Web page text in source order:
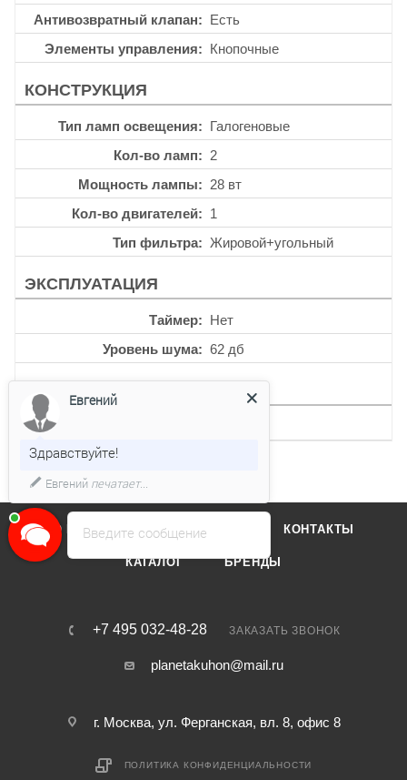
Антивозвратный клапан
Есть
Элементы управления
Кнопочные
КОНСТРУКЦИЯ
Тип ламп освещения
Галогеновые
Кол-во ламп
2
Мощность лампы
28 вт
Кол-во двигателей
1
Тип фильтра
Жировой+угольный
ЭКСПЛУАТАЦИЯ
Таймер
Нет
Уровень шума
62 дб
ДРУГИЕ ХАРАКТЕРИСТИКИ
Интервальная работа
О КОМПАНИИ ОТЗЫВЫ КОНТАКТЫ
КАТАЛОГ БРЕНДЫ
+7 495 032-48-28 ЗАКАЗАТЬ ЗВОНОК
planetakuhon@mail.ru
г. Москва, ул. Ферганская, вл. 8, офис 8
ПОЛИТИКА КОНФИДЕНЦИАЛЬНОСТИ
Введите сообщение
Евгений
Здравствуйте!
Евгенийпечатает...